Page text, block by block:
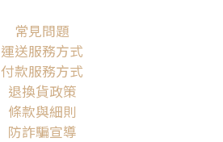
常見問題
運送服務方式
付款服務方式
退換貨政策
條款與細則
防詐騙宣導